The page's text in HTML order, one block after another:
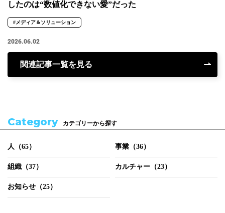
したのは“数値化できない愛”だった
#メディア＆ソリューション
2026.06.02
関連記事一覧を見る
Category カテゴリーから探す
人（65） 事業（36）
組織（37） カルチャー（23）
お知らせ（25）